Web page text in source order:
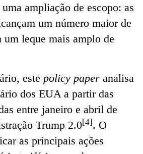
ampliação de escopo: as
um número maior de
um leque mais amplo de
este policy paper analisa
dos EUA a partir das
entre janeiro e abril de
Trump 2.0[4]. O
as principais ações